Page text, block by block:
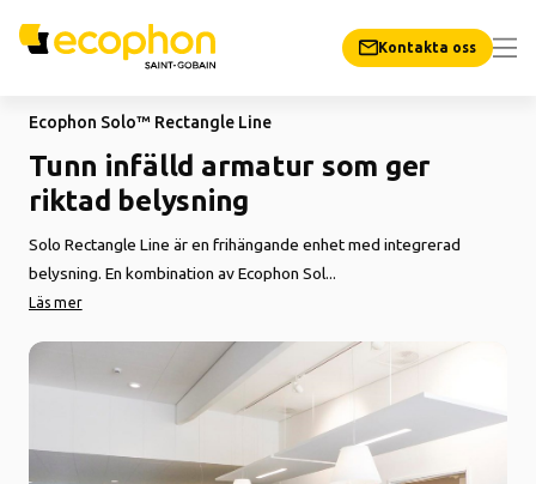
Kontakta oss
Ecophon Solo™ Rectangle Line
Tunn infälld armatur som ger
riktad belysning
Solo Rectangle Line är en frihängande enhet med integrerad
belysning. En kombination av Ecophon Sol...
Läs mer